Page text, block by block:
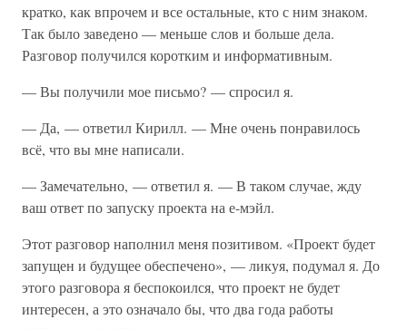
кратко, как впрочем и все остальные, кто с ним знаком.
Так было заведено — меньше слов и больше дела.
Разговор получился коротким и информативным.
— Вы получили мое письмо? — спросил я.
— Да, — ответил Кирилл. — Мне очень понравилось
всё, что вы мне написали.
— Замечательно, — ответил я. — В таком случае, жду
ваш ответ по запуску проекта на е-мэйл.
Этот разговор наполнил меня позитивом. «Проект будет
запущен и будущее обеспечено», — ликуя, подумал я. До
этого разговора я беспокоился, что проект не будет
интересен, а это означало бы, что два года работы